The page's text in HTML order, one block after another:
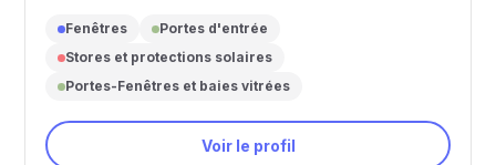
Fenêtres
Portes d'entrée
Stores et protections solaires
Portes-Fenêtres et baies vitrées
Voir le profil